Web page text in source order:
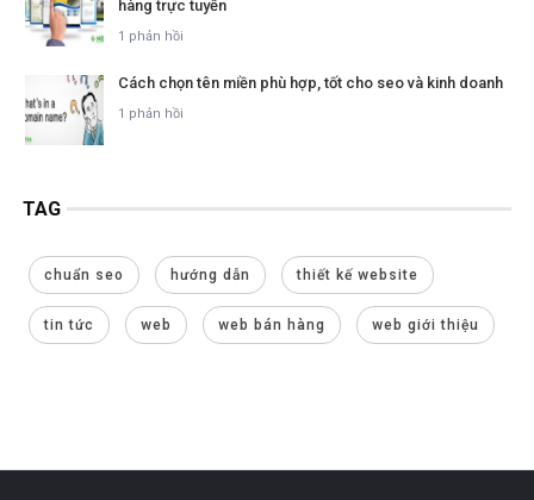
hàng trực tuyến
1 phản hồi
Cách chọn tên miền phù hợp, tốt cho seo và kinh doanh
1 phản hồi
TAG
chuẩn seo hướng dẫn thiết kế website
tin tức web web bán hàng web giới thiệu